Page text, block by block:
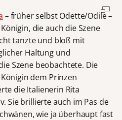
– früher selbst Odette/Odile –
die auch die Szene
tanzte und bloß mit
Haltung und
Szene beobachtete. Die
dem Prinzen
die Italienerin Rita
Sie brillierte auch im Pas de
wie ja überhaupt fast